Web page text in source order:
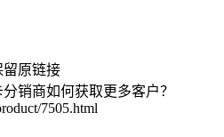
留原链接
销商如何获取更多客户？
7505.html